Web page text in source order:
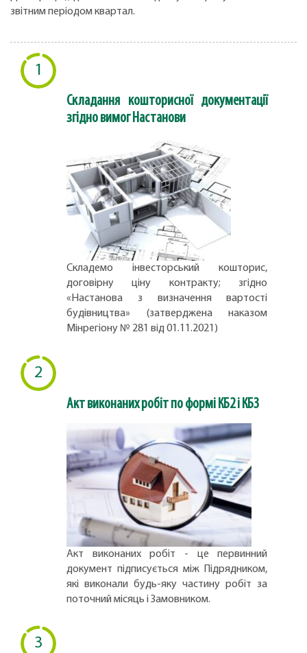
звітним періодом квартал.
1
Складання кошторисної документації
згідно вимог Настанови
Складемо інвесторський кошторис,
договірну ціну контракту; згідно
«Настанова з визначення вартості
будівництва» (затверджена наказом
Мінрегіону № 281 від 01.11.2021)
2
Акт виконаних робіт по формі КБ2 і КБ3
Акт виконаних робіт - це первинний
документ підписується між Підрядником,
які виконали будь-яку частину робіт за
поточний місяць і Замовником.
3